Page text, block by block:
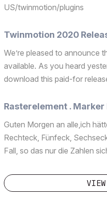
US/twinmotion/plugins
Twinmotion 2020
We’re pleased to announce
available. As you heard
download this paid-for
until the end of December
copy of Twinmotion 2020,
Rasterelement .
Guten Morgen an alle,ich
Rechteck, Fünfeck,
Fall, so das nur die Zahlen
aber in der Visualisierung